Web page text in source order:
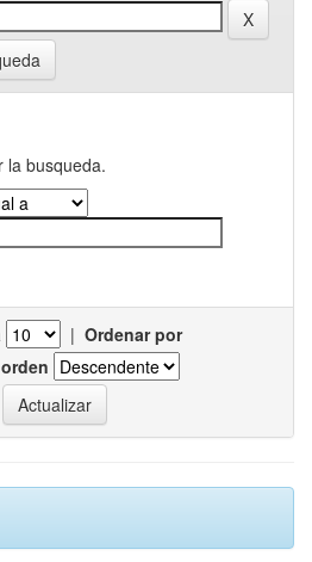
la busqueda.
| Ordenar por